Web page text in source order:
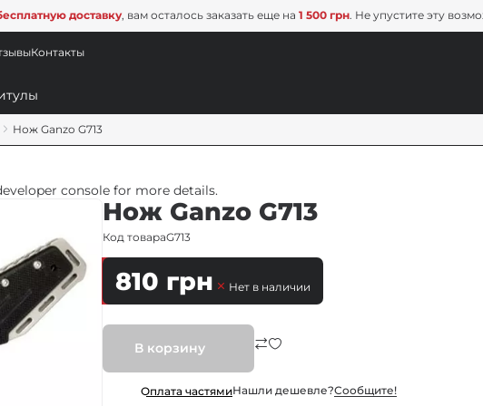
доставку, вам осталось заказать еще на1 500 грн. Не упустите эту
Контакты
Нож Ganzo G713
console for more details.
Нож Ganzo G713
Код товараG713
810 грн Нет в наличии
В корзину
Оплата частямиНашли дешевле?Сообщите!